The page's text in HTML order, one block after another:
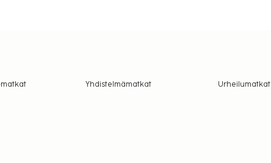
Yhdistelmämatkat Urheilumatkat